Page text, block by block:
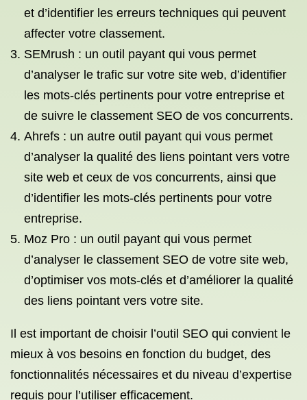
et d’identifier les erreurs techniques qui peuvent
affecter votre classement.
SEMrush : un outil payant qui vous permet
d’analyser le trafic sur votre site web, d’identifier
les mots-clés pertinents pour votre entreprise et
de suivre le classement SEO de vos concurrents.
Ahrefs : un autre outil payant qui vous permet
d’analyser la qualité des liens pointant vers votre
site web et ceux de vos concurrents, ainsi que
d’identifier les mots-clés pertinents pour votre
entreprise.
Moz Pro : un outil payant qui vous permet
d’analyser le classement SEO de votre site web,
d’optimiser vos mots-clés et d’améliorer la qualité
des liens pointant vers votre site.
Il est important de choisir l’outil SEO qui convient le
mieux à vos besoins en fonction du budget, des
fonctionnalités nécessaires et du niveau d’expertise
requis pour l’utiliser efficacement.